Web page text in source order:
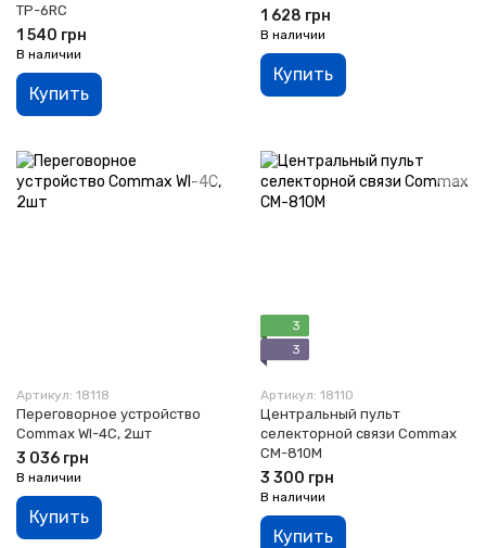
TP-6RC
1 540 грн
В наличии
Купить
1 628 грн
В наличии
Купить
Артикул: 18118
Переговорное устройство
Commax WI-4C, 2шт
3 036 грн
В наличии
Купить
3
3
Артикул: 18110
Центральный пульт
селекторной связи Commax
CM-810M
3 300 грн
В наличии
Купить